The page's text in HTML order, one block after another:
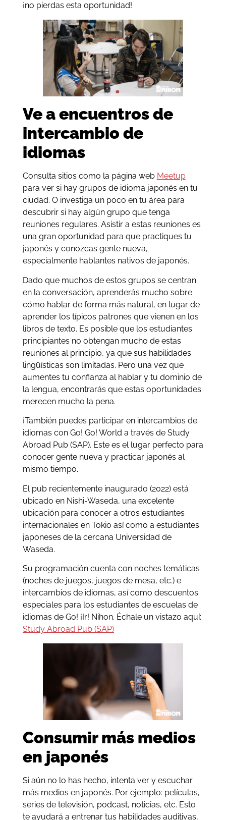
¡no pierdas esta oportunidad!
Ve a encuentros de
intercambio de
idiomas
Consulta sitios como la página web Meetup
para ver si hay grupos de idioma japonés en tu
ciudad. O investiga un poco en tu área para
descubrir si hay algún grupo que tenga
reuniones regulares. Asistir a estas reuniones es
una gran oportunidad para que practiques tu
japonés y conozcas gente nueva,
especialmente hablantes nativos de japonés.
Dado que muchos de estos grupos se centran
en la conversación, aprenderás mucho sobre
cómo hablar de forma más natural, en lugar de
aprender los típicos patrones que vienen en los
libros de texto. Es posible que los estudiantes
principiantes no obtengan mucho de estas
reuniones al principio, ya que sus habilidades
lingüísticas son limitadas. Pero una vez que
aumentes tu confianza al hablar y tu dominio de
la lengua, encontrarás que estas oportunidades
merecen mucho la pena.
¡También puedes participar en intercambios de
idiomas con Go! Go! World a través de Study
Abroad Pub (SAP). Este es el lugar perfecto para
conocer gente nueva y practicar japonés al
mismo tiempo.
El pub recientemente inaugurado (2022) está
ubicado en Nishi-Waseda, una excelente
ubicación para conocer a otros estudiantes
internacionales en Tokio así como a estudiantes
japoneses de la cercana Universidad de
Waseda.
Su programación cuenta con noches temáticas
(noches de juegos, juegos de mesa, etc.) e
intercambios de idiomas, así como descuentos
especiales para los estudiantes de escuelas de
idiomas de Go! ¡Ir! Nihon. Échale un vistazo aquí:
Study Abroad Pub (SAP)
Consumir más medios
en japonés
Si aún no lo has hecho, intenta ver y escuchar
más medios en japonés. Por ejemplo: películas,
series de televisión, podcast, noticias, etc. Esto
te ayudará a entrenar tus habilidades auditivas,